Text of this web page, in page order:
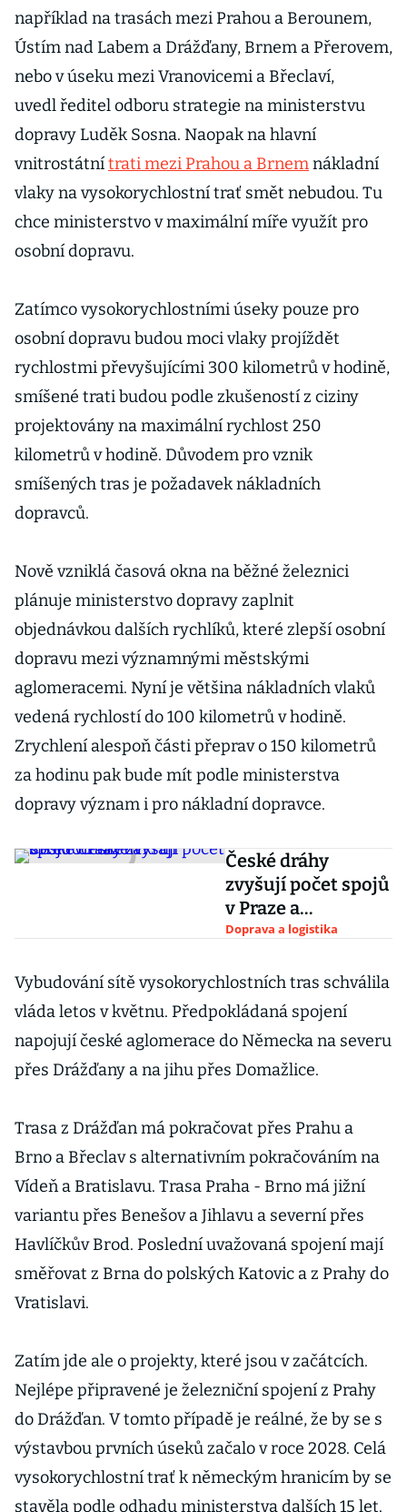
například na trasách mezi Prahou a Berounem,
Ústím nad Labem a Drážďany, Brnem a Přerovem,
nebo v úseku mezi Vranovicemi a Břeclaví,
uvedl ředitel odboru strategie na ministerstvu
dopravy Luděk Sosna. Naopak na hlavní
vnitrostátnítrati mezi Prahou a Brnemnákladní
vlaky na vysokorychlostní trať smět nebudou. Tu
chce ministerstvo v maximální míře využít pro
osobní dopravu.
Zatímco vysokorychlostními úseky pouze pro
osobní dopravu budou moci vlaky projíždět
rychlostmi převyšujícími 300 kilometrů v hodině,
smíšené trati budou podle zkušeností z ciziny
projektovány na maximální rychlost 250
kilometrů v hodině. Důvodem pro vznik
smíšených tras je požadavek nákladních
dopravců.
Nově vzniklá časová okna na běžné železnici
plánuje ministerstvo dopravy zaplnit
objednávkou dalších rychlíků, které zlepší osobní
dopravu mezi významnými městskými
aglomeracemi. Nyní je většina nákladních vlaků
vedená rychlostí do 100 kilometrů v hodině.
Zrychlení alespoň části přeprav o 150 kilometrů
za hodinu pak bude mít podle ministerstva
dopravy význam i pro nákladní dopravce.
České dráhy
zvyšují počet spojů
v Praze a
Středočeském kraji
Doprava a logistika
Vybudování sítě vysokorychlostních tras schválila
vláda letos v květnu. Předpokládaná spojení
napojují české aglomerace do Německa na severu
přes Drážďany a na jihu přes Domažlice.
Trasa z Drážďan má pokračovat přes Prahu a
Brno a Břeclav s alternativním pokračováním na
Vídeň a Bratislavu. Trasa Praha - Brno má jižní
variantu přes Benešov a Jihlavu a severní přes
Havlíčkův Brod. Poslední uvažovaná spojení mají
směřovat z Brna do polských Katovic a z Prahy do
Vratislavi.
Zatím jde ale o projekty, které jsou v začátcích.
Nejlépe připravené je železniční spojení z Prahy
do Drážďan. V tomto případě je reálné, že by se s
výstavbou prvních úseků začalo v roce 2028. Celá
vysokorychlostní trať k německým hranicím by se
stavěla podle odhadu ministerstva dalších 15 let.